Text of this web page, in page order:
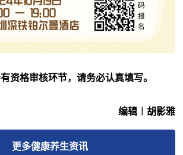
资格审核环节，请务必认真填写。
编辑︱胡影雅
更多健康养生资讯